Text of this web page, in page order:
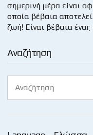
Αναζήτηση
for:
σημερινή μέρα είναι
οποία βέβαια
ζωή! Είναι βέβαια